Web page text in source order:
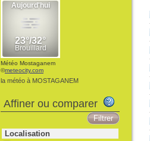
Météo Mostaganem
©meteocity.com
la météo à MOSTAGANEM
Affiner ou comparer
Localisation